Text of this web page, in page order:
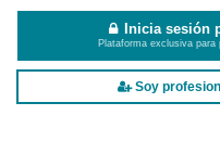
Inicia sesión
Plataforma exclusiva
Soy